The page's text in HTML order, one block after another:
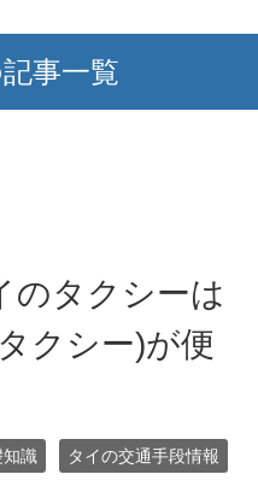
事一覧
のタクシーは
クシー)が便
識 タイの交通手段情報